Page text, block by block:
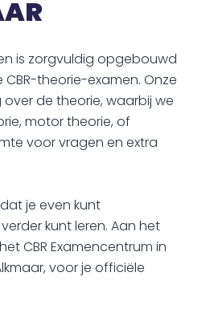
is zorgvuldig opgebouwd
theorie-examen. Onze
de theorie, waarbij we
motor theorie, of
voor vragen en extra
je even kunt
kunt leren. Aan het
CBR Examencentrum in
voor je officiële